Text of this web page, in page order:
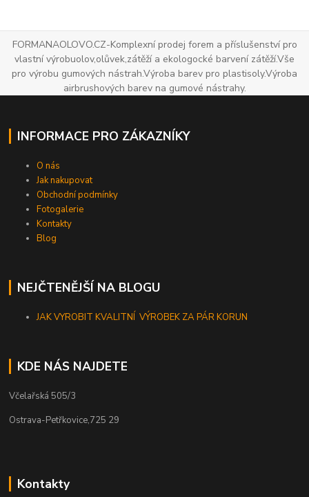
FORMANAOLOVO.CZ-Komplexní prodej forem a příslušenství pro
vlastní výrobuolov,olůvek,zátěží a ekologocké barvení zátěží.Vše
pro výrobu gumových nástrah.Výroba barev pro plastisoly.Výroba
airbrushových barev na gumové nástrahy.
INFORMACE PRO ZÁKAZNÍKY
O nás
Jak nakupovat
Obchodní podmínky
Fotogalerie
Kontakty
Blog
NEJČTENĚJŠÍ NA BLOGU
JAK VYROBIT KVALITNÍ VÝROBEK ZA PÁR KORUN
KDE NÁS NAJDETE
Včelařská 505/3
Ostrava-Petřkovice,725 29
Kontakty